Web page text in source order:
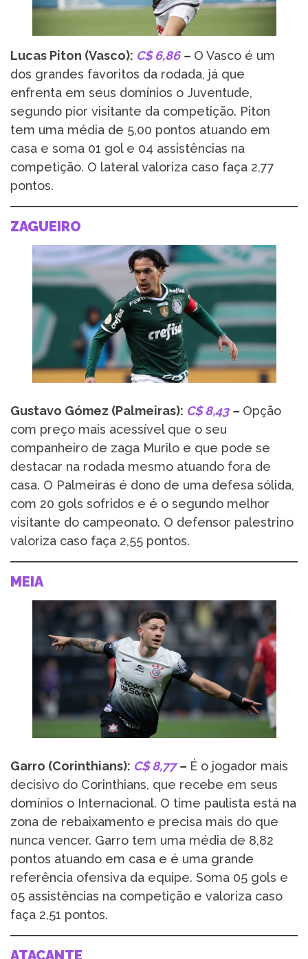
Lucas Piton (Vasco): C$ 6,86–O Vasco é um
dos grandes favoritos da rodada, já que
enfrenta em seus domínios o Juventude,
segundo pior visitante da competição. Piton
tem uma média de 5,00 pontos atuando em
casa e soma 01 gol e 04 assistências na
competição. O lateral valoriza caso faça 2,77
pontos.
ZAGUEIRO
Gustavo Gómez (Palmeiras): C$ 8,43–Opção
com preço mais acessível que o seu
companheiro de zaga Murilo e que pode se
destacar na rodada mesmo atuando fora de
casa. O Palmeiras é dono de uma defesa sólida,
com 20 gols sofridos e é o segundo melhor
visitante do campeonato. O defensor palestrino
valoriza caso faça 2,55 pontos.
MEIA
Garro (Corinthians): C$ 8,77–É o jogador mais
decisivo do Corinthians, que recebe em seus
domínios o Internacional. O time paulista está na
zona de rebaixamento e precisa mais do que
nunca vencer. Garro tem uma média de 8,82
pontos atuando em casa e é uma grande
referência ofensiva da equipe. Soma 05 gols e
05 assistências na competição e valoriza caso
faça 2,51 pontos.
ATACANTE